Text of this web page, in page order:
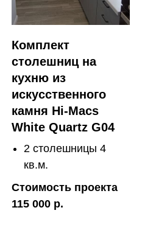
Комплект
столешниц на
кухню из
искусственного
камня Hi-Macs
White Quartz G04
2 столешницы 4
кв.м.
Стоимость проекта
115 000 р.